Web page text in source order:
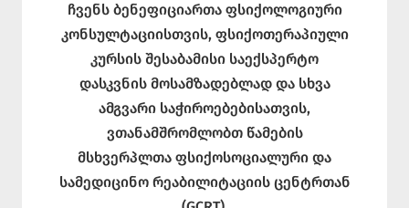
ჩვენს ბენეფიციართა ფსიქოლოგიური
კონსულტაციისთვის, ფსიქოთერაპიული
კურსის შესაბამისი საექსპერტო
დასკვნის მოსამზადებლად და სხვა
ამგვარი საჭიროებებისათვის,
ვთანამშრომლობთ წამების
მსხვერპლთა ფსიქოსოციალური და
სამედიცინო რეაბილიტაციის ცენტრთან